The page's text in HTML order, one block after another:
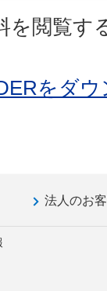
を閲覧す
をダ
法人のお